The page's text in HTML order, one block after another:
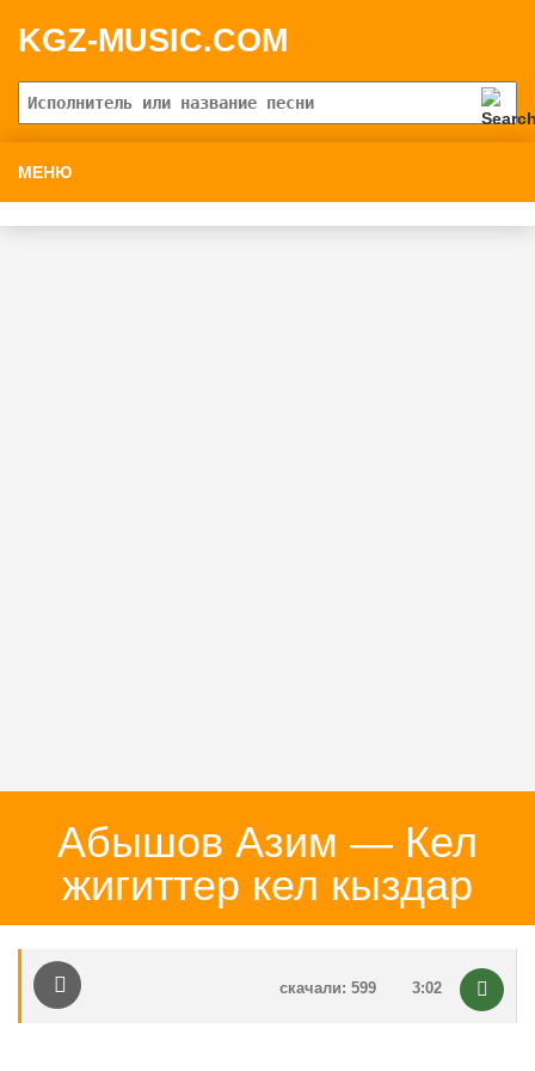
KGZ-MUSIC.COM
МЕНЮ
Абышов Азим — Кел
жигиттер кел кыздар
3:02
скачали: 599